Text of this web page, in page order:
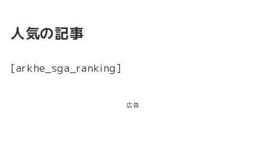
人気の記事
[arkhe_sga_ranking]
広告